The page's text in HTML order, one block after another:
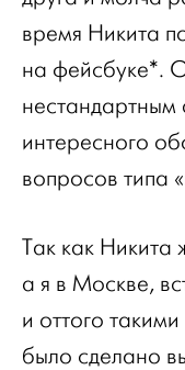
время Никита
на фейсбуке*.
нестандартным
интересного
вопросов типа
Так как Никита
а я в Москве,
и оттого
было сделано